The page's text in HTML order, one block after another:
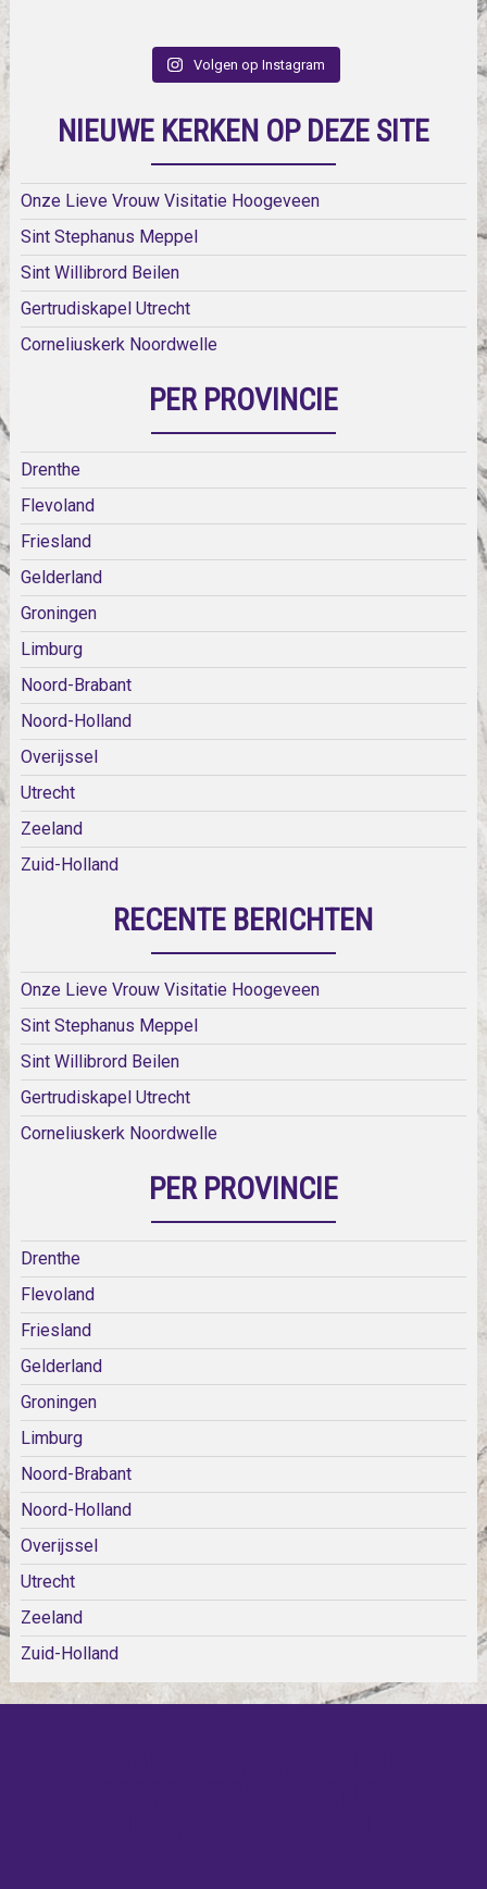
Volgen op Instagram
NIEUWE KERKEN OP DEZE SITE
Onze Lieve Vrouw Visitatie Hoogeveen
Sint Stephanus Meppel
Sint Willibrord Beilen
Gertrudiskapel Utrecht
Corneliuskerk Noordwelle
PER PROVINCIE
Drenthe
Flevoland
Friesland
Gelderland
Groningen
Limburg
Noord-Brabant
Noord-Holland
Overijssel
Utrecht
Zeeland
Zuid-Holland
RECENTE BERICHTEN
Onze Lieve Vrouw Visitatie Hoogeveen
Sint Stephanus Meppel
Sint Willibrord Beilen
Gertrudiskapel Utrecht
Corneliuskerk Noordwelle
PER PROVINCIE
Drenthe
Flevoland
Friesland
Gelderland
Groningen
Limburg
Noord-Brabant
Noord-Holland
Overijssel
Utrecht
Zeeland
Zuid-Holland